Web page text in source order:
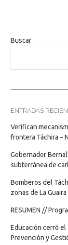
Buscar
ENTRADAS
Verifican
frontera Táchira –
Gobernador
subterránea de
Bomberos del
zonas de La Guaira
RESUMEN //
Educación cerró
Prevención y